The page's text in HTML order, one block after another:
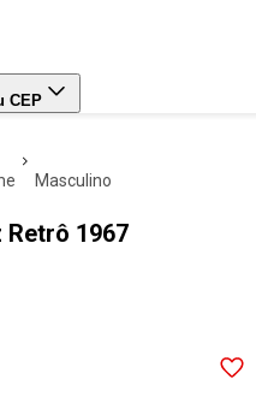
CEP
masculino
Retrô 1967